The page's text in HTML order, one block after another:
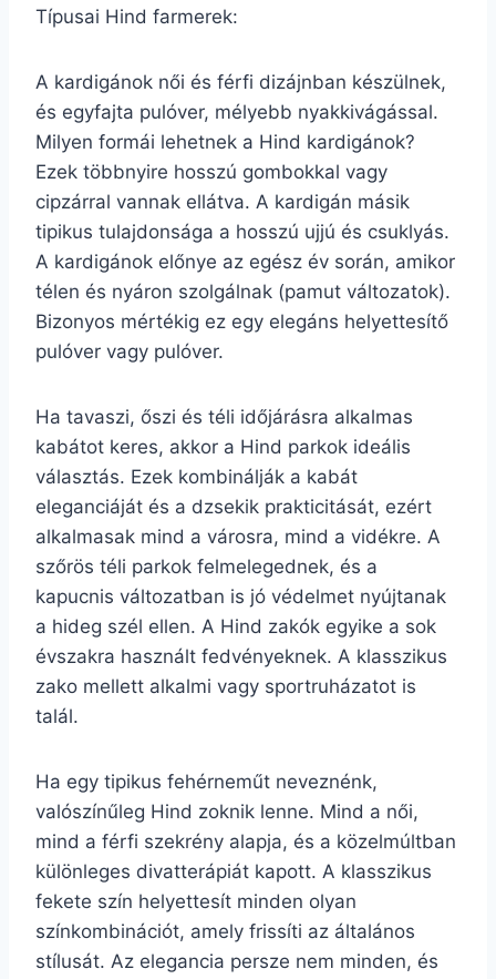
Típusai Hind farmerek:
A kardigánok női és férfi dizájnban készülnek,
és egyfajta pulóver, mélyebb nyakkivágással.
Milyen formái lehetnek a Hind kardigánok?
Ezek többnyire hosszú gombokkal vagy
cipzárral vannak ellátva. A kardigán másik
tipikus tulajdonsága a hosszú ujjú és csuklyás.
A kardigánok előnye az egész év során, amikor
télen és nyáron szolgálnak (pamut változatok).
Bizonyos mértékig ez egy elegáns helyettesítő
pulóver vagy pulóver.
Ha tavaszi, őszi és téli időjárásra alkalmas
kabátot keres, akkor a Hind parkok ideális
választás. Ezek kombinálják a kabát
eleganciáját és a dzsekik prakticitását, ezért
alkalmasak mind a városra, mind a vidékre. A
szőrös téli parkok felmelegednek, és a
kapucnis változatban is jó védelmet nyújtanak
a hideg szél ellen. A Hind zakók egyike a sok
évszakra használt fedvényeknek. A klasszikus
zako mellett alkalmi vagy sportruházatot is
talál.
Ha egy tipikus fehérneműt neveznénk,
valószínűleg Hind zoknik lenne. Mind a női,
mind a férfi szekrény alapja, és a közelmúltban
különleges divatterápiát kapott. A klasszikus
fekete szín helyettesít minden olyan
színkombinációt, amely frissíti az általános
stílusát. Az elegancia persze nem minden, és